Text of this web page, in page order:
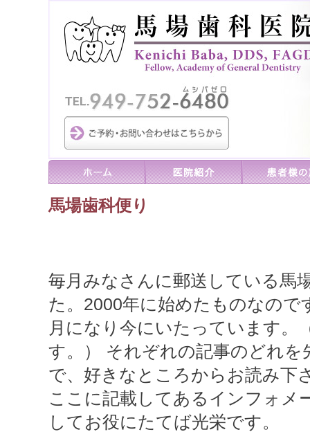
馬場歯科便り
毎月みなさんに郵送している馬
た。2000年に始めたものなの
月になり今にいたっています。
す。） それぞれの記事のどれ
で、好きなところからお読み下
ここに記載してあるインフォメ
してお役にたてば光栄です。